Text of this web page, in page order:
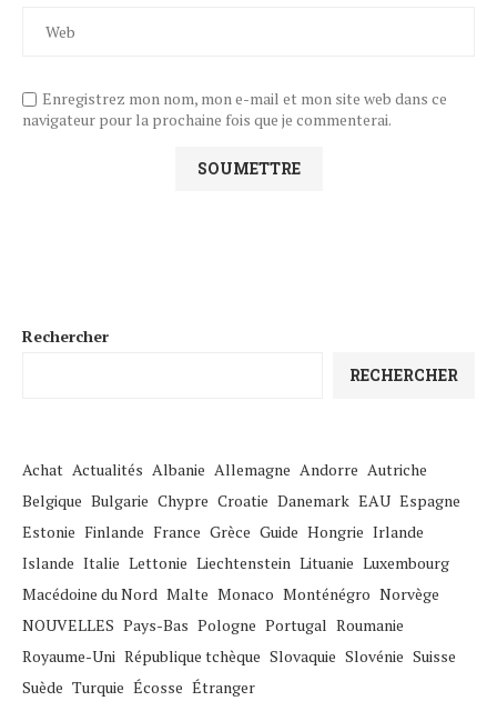
Enregistrez mon nom, mon e-mail et mon site web dans ce
navigateur pour la prochaine fois que je commenterai.
Rechercher
RECHERCHER
Achat Actualités Albanie Allemagne Andorre Autriche
Belgique Bulgarie Chypre Croatie Danemark EAU Espagne
Estonie Finlande France Grèce Guide Hongrie Irlande
Islande Italie Lettonie Liechtenstein Lituanie Luxembourg
Macédoine du Nord Malte Monaco Monténégro Norvège
NOUVELLES Pays-Bas Pologne Portugal Roumanie
Royaume-Uni République tchèque Slovaquie Slovénie Suisse
Suède Turquie Écosse Étranger